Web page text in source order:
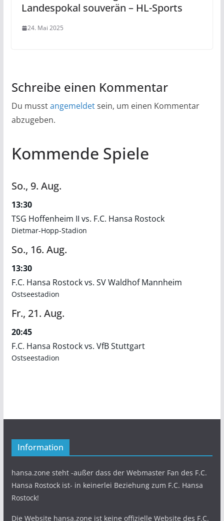
Landespokal souverän – HL-Sports
24. Mai 2025
Schreibe einen Kommentar
Du musstangemeldetsein, um einen Kommentar
abzugeben.
Kommende Spiele
So., 9. Aug.
13:30
TSG Hoffenheim II vs. F.C. Hansa Rostock
Dietmar-Hopp-Stadion
So., 16. Aug.
13:30
F.C. Hansa Rostock vs. SV Waldhof Mannheim
Ostseestadion
Fr., 21. Aug.
20:45
F.C. Hansa Rostock vs. VfB Stuttgart
Ostseestadion
Information
hansa.zone steht -außer dass der Webmaster Fan des F.C.
Hansa Rostock ist- in keinerlei Beziehung zum F.C. Hansa
Rostock!
Die Website hansa.zone ist keine offizielle Website des F.C.